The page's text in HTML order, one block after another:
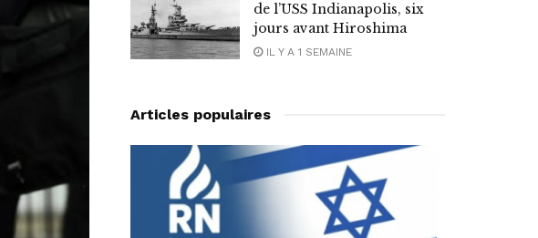
de l’USS Indianapolis, six
jours avant Hiroshima
IL Y A 1 SEMAINE
Articles populaires